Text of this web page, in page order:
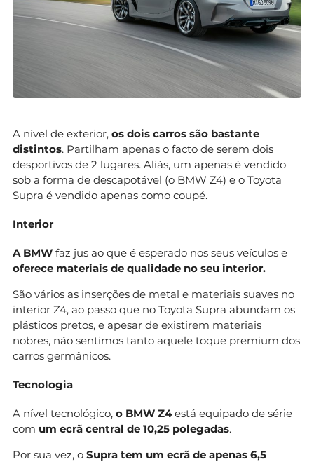
A nível de exterior, os dois carros são bastante
distintos. Partilham apenas o facto de serem dois
desportivos de 2 lugares. Aliás, um apenas é vendido
sob a forma de descapotável (o BMW Z4) e o Toyota
Supra é vendido apenas como coupé.
Interior
A BMW faz jus ao que é esperado nos seus veículos e
oferece materiais de qualidade no seu interior.
São vários as inserções de metal e materiais suaves no
interior Z4, ao passo que no Toyota Supra abundam os
plásticos pretos, e apesar de existirem materiais
nobres, não sentimos tanto aquele toque premium dos
carros germânicos.
Tecnologia
A nível tecnológico, o BMW Z4está equipado de série
com um ecrã central de 10,25 polegadas.
Por sua vez, o Supra tem um ecrã de apenas 6,5